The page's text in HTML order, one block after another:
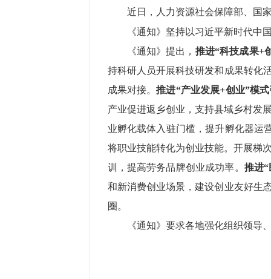
近日， 人力资源社会保障部
国
《通知》坚持以习近平新时代中
《通知》提出， 推进“科技成果+
持科研人员开展科技研发和成果转化
成果对接。推进“产业发展+创业”模
产业促进返乡创业，支持县域乡村发
业孵化载体入驻门槛，提升孵化器运
将职业技能转化为创业技能。开展梯
训
，提高劳务品牌创业成功率。 推进
和新消费创业场景 ，建设创业友好生
圈。
《通知》要求各地强化组织领导